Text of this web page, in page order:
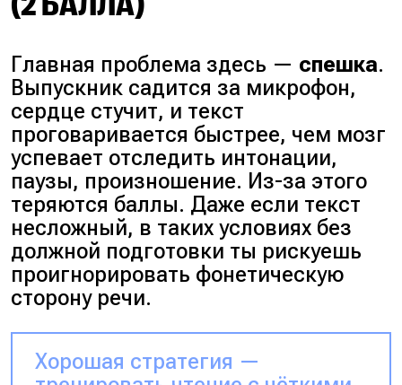
Главная проблема здесь — спешка.
Выпускник садится за микрофон,
сердце стучит, и текст
проговаривается быстрее, чем мозг
успевает отследить интонации,
паузы, произношение. Из-за этого
теряются баллы. Даже если текст
несложный, в таких условиях без
должной подготовки ты рискуешь
проигнорировать фонетическую
сторону речи.
Хорошая стратегия —